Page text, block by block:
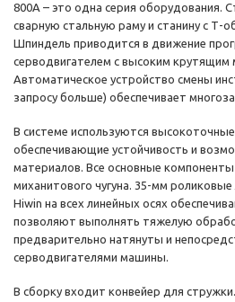
800A – это одна серия оборудования.
сварную стальную раму и станину с Т-
Шпиндель приводится в движение
серводвигателем с высоким
Автоматическое устройство смены
запросу больше) обеспечивает
В системе используются
обеспечивающие устойчивость и
материалов. Все основные
миханитового чугуна. 35-мм
Hiwin на всех линейных осях
позволяют выполнять тяжелую
предварительно натянуты и
серводвигателями машины.
В сборку входит конвейер для